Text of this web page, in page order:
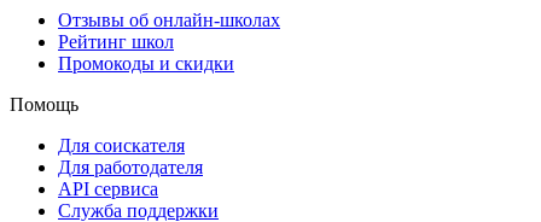
Отзывы об онлайн-школах
Рейтинг школ
Промокоды и скидки
Помощь
Для соискателя
Для работодателя
API сервиса
Служба поддержки